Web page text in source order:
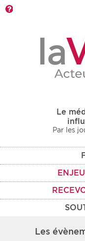
Le
Par les
Les